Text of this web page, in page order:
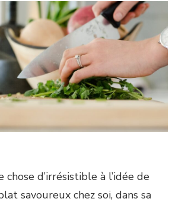
UN
GUIDE
POUR
PRÉPARER
DES
PLATS
SAVOUREUX
CHEZ
SOI
d’irrésistible à l’idée de
savoureux chez soi, dans sa